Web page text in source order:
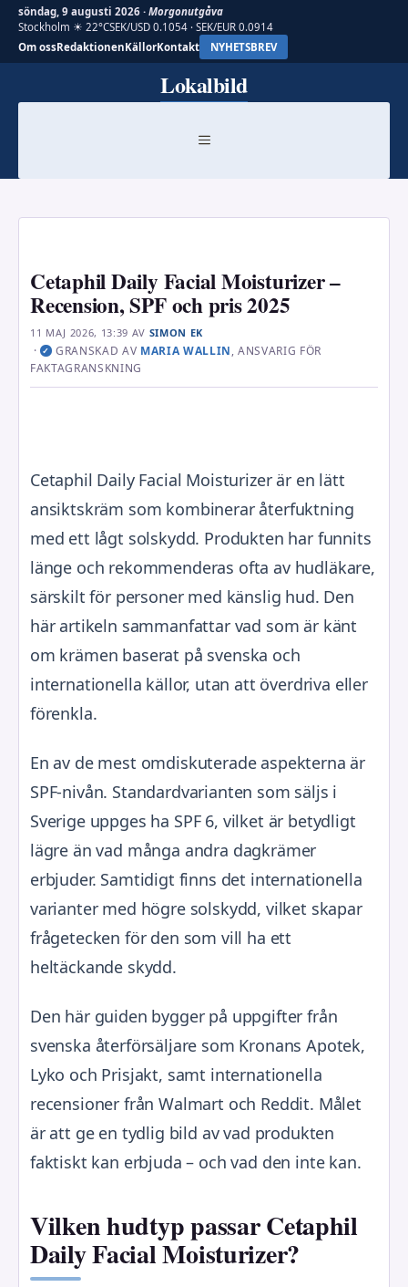
söndag, 9 augusti 2026 · Morgonutgåva
Stockholm ☀ 22°CSEK/USD 0.1054 · SEK/EUR 0.0914
Om ossRedaktionenKällorKontakt NYHETSBREV
Lokalbild
MENY
Cetaphil Daily Facial Moisturizer –
Recension, SPF och pris 2025
11 MAJ 2026, 13:39 AV SIMON EK
· ✓ GRANSKAD AV MARIA WALLIN, ANSVARIG FÖR
FAKTAGRANSKNING
Cetaphil Daily Facial Moisturizer är en lätt
ansiktskräm som kombinerar återfuktning
med ett lågt solskydd. Produkten har funnits
länge och rekommenderas ofta av hudläkare,
särskilt för personer med känslig hud. Den
här artikeln sammanfattar vad som är känt
om krämen baserat på svenska och
internationella källor, utan att överdriva eller
förenkla.
En av de mest omdiskuterade aspekterna är
SPF-nivån. Standardvarianten som säljs i
Sverige uppges ha SPF 6, vilket är betydligt
lägre än vad många andra dagkrämer
erbjuder. Samtidigt finns det internationella
varianter med högre solskydd, vilket skapar
frågetecken för den som vill ha ett
heltäckande skydd.
Den här guiden bygger på uppgifter från
svenska återförsäljare som Kronans Apotek,
Lyko och Prisjakt, samt internationella
recensioner från Walmart och Reddit. Målet
är att ge en tydlig bild av vad produkten
faktiskt kan erbjuda – och vad den inte kan.
Vilken hudtyp passar Cetaphil
Daily Facial Moisturizer?